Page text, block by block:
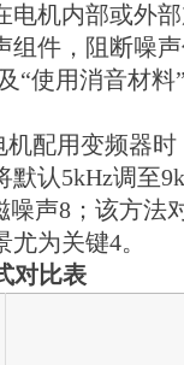
电机内部或外
组件，阻断噪
“使用消音材料
机配用变频器时
默认5kHz调至
噪声8；该方法
为关键4。
对比表